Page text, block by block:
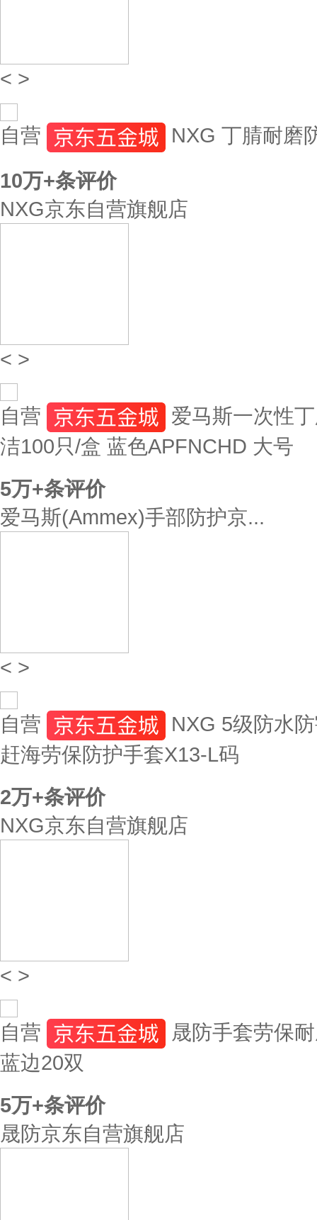
< >
自营
NXG 丁腈耐磨
10万+条评价
NXG京东自营旗舰店
< >
自营
爱马斯一次性
洁100只/盒 蓝色APFNCHD 大号
5万+条评价
爱马斯(Ammex)手部防护京...
< >
自营
NXG 5级防水
赶海劳保防护手套X13-L码
2万+条评价
NXG京东自营旗舰店
< >
自营
晟防手套劳保
蓝边20双
5万+条评价
晟防京东自营旗舰店